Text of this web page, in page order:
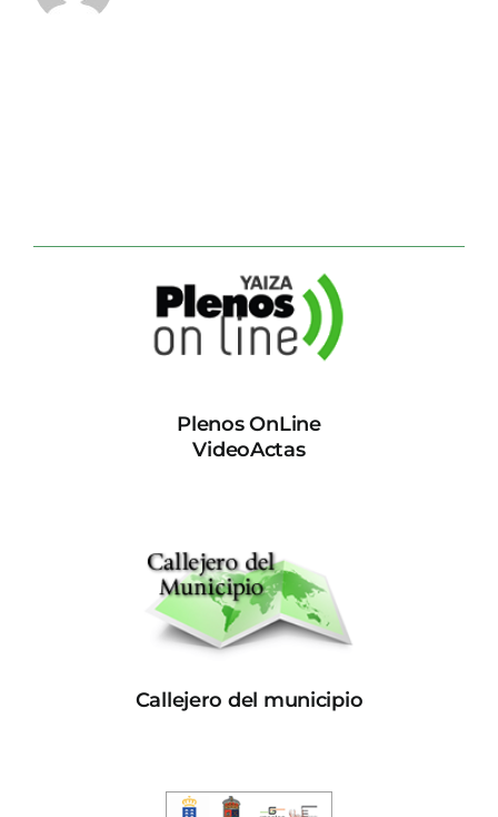
Plenos OnLine
VideoActas
Callejero del municipio